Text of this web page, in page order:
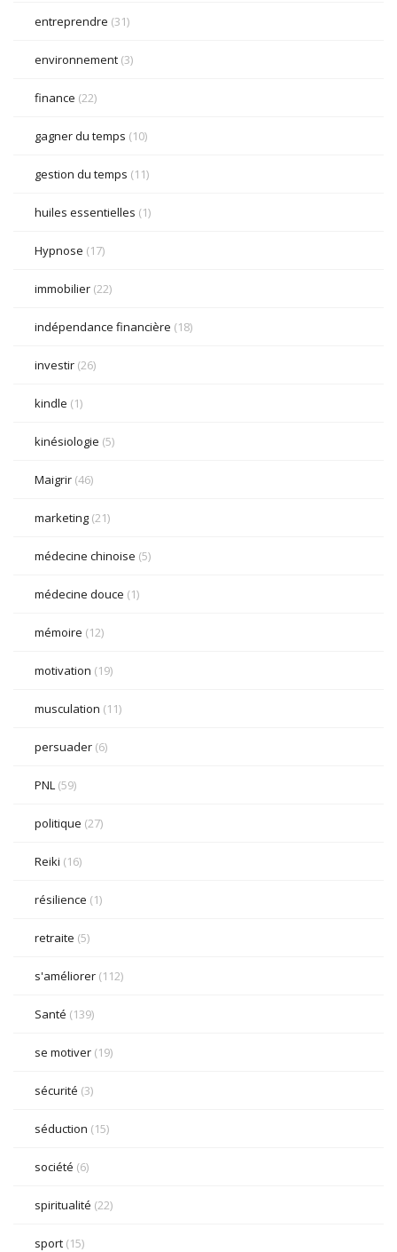
entreprendre (31)
environnement (3)
finance (22)
gagner du temps (10)
gestion du temps (11)
huiles essentielles (1)
Hypnose (17)
immobilier (22)
indépendance financière (18)
investir (26)
kindle (1)
kinésiologie (5)
Maigrir (46)
marketing (21)
médecine chinoise (5)
médecine douce (1)
mémoire (12)
motivation (19)
musculation (11)
persuader (6)
PNL (59)
politique (27)
Reiki (16)
résilience (1)
retraite (5)
s'améliorer (112)
Santé (139)
se motiver (19)
sécurité (3)
séduction (15)
société (6)
spiritualité (22)
sport (15)